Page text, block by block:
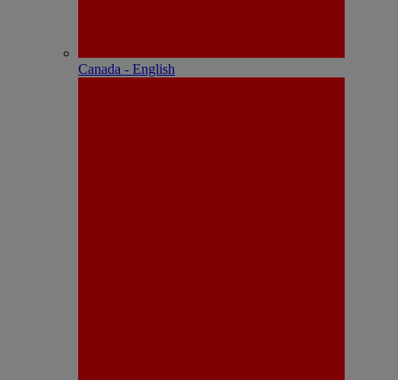
Canada - English